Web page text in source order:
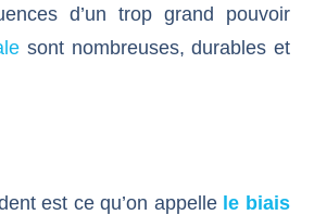
d’un trop grand pouvoir
sont nombreuses, durables et
est ce qu’on appelle le biais